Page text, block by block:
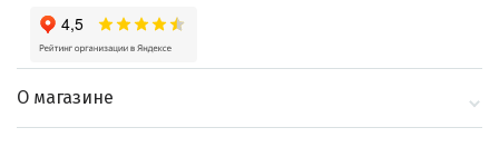
О магазине